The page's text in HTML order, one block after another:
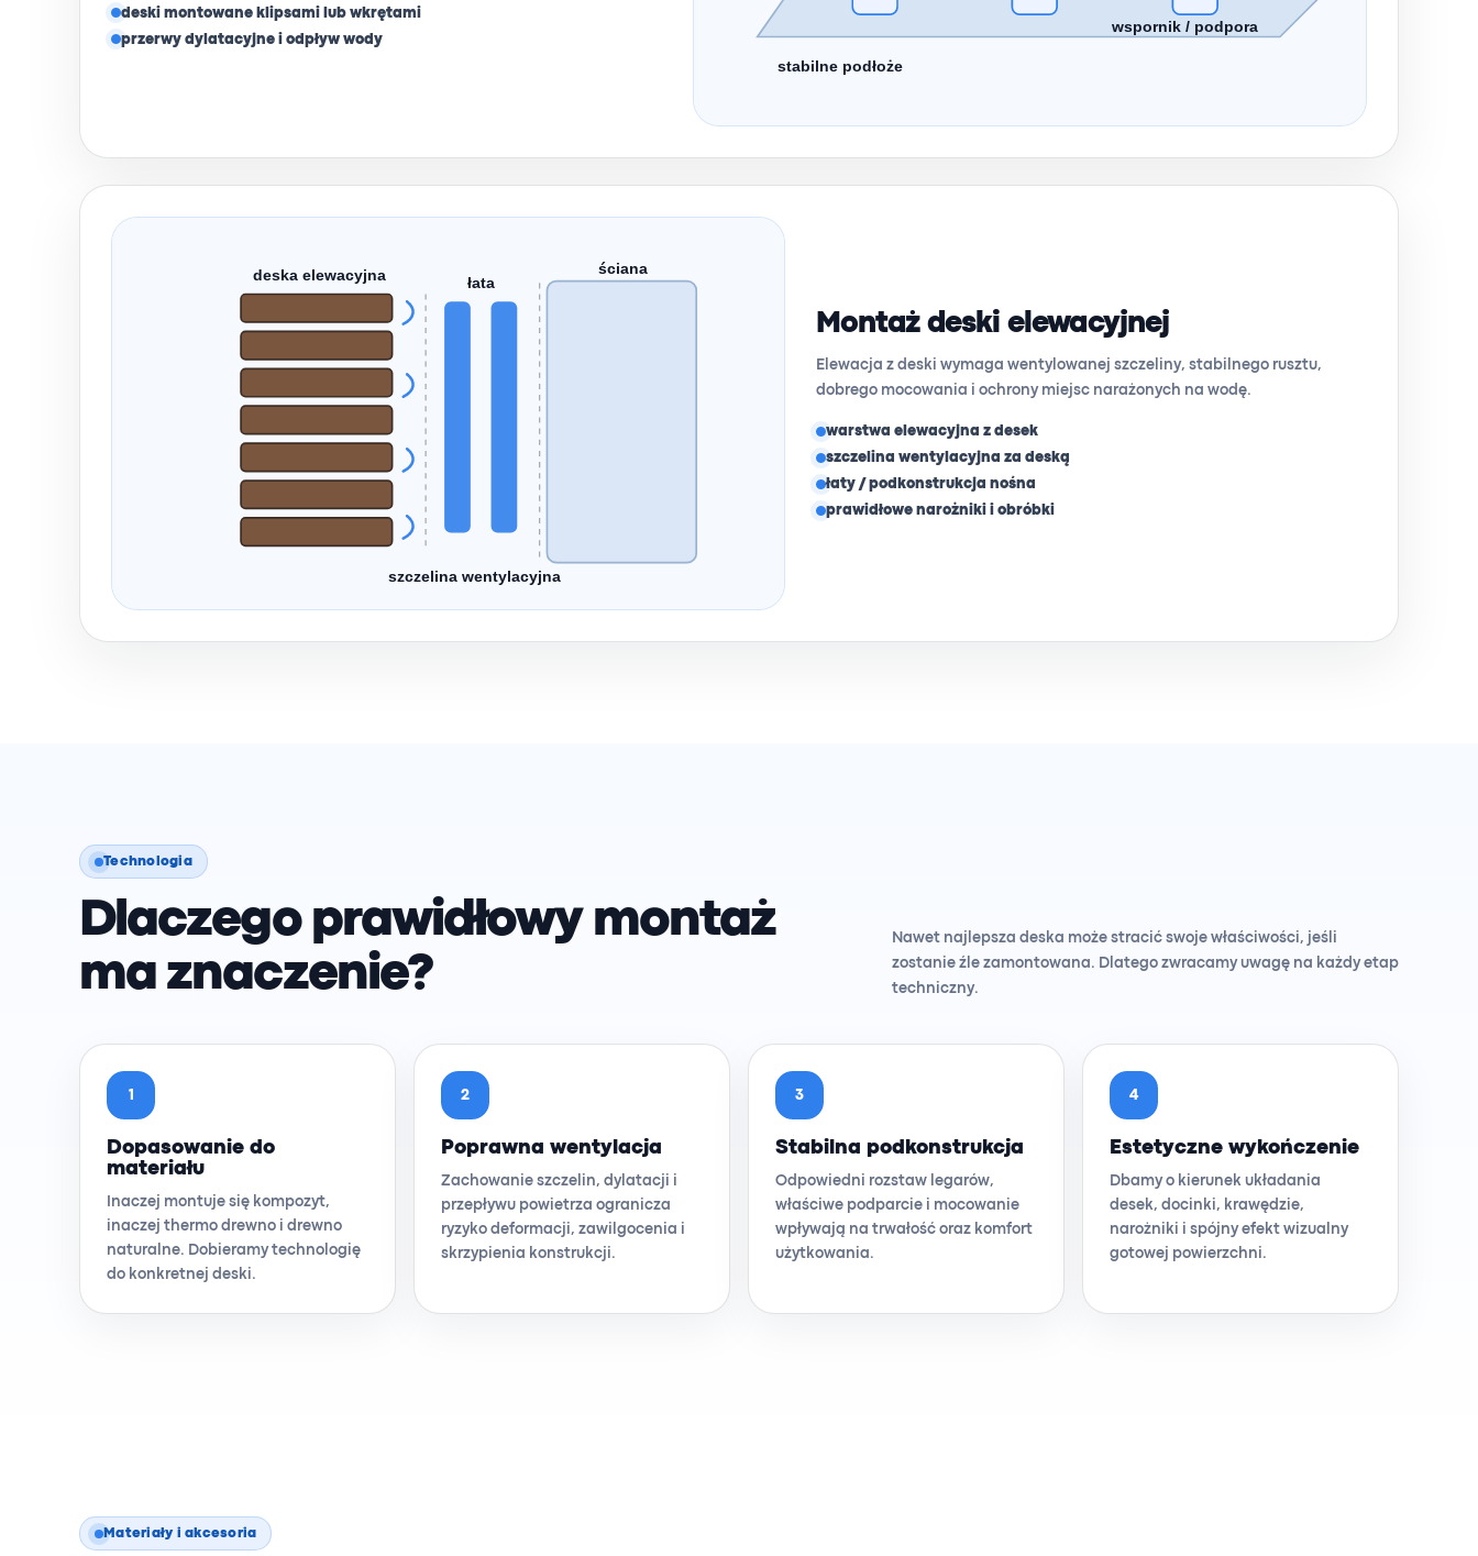
deski montowane klipsami lub wkrętami
przerwy dylatacyjne i odpływ wody
wspornik / podpora
stabilne podłoże
Montaż deski elewacyjnej
Elewacja z deski wymaga wentylowanej szczeliny, stabilnego rusztu,
dobrego mocowania i ochrony miejsc narażonych na wodę.
warstwa elewacyjna z desek
szczelina wentylacyjna za deską
łaty / podkonstrukcja nośna
prawidłowe narożniki i obróbki
deska elewacyjna
szczelina wentylacyjna
łata
ściana
Technologia
Dlaczego prawidłowy montaż
ma znaczenie?
Nawet najlepsza deska może stracić swoje właściwości, jeśli
zostanie źle zamontowana. Dlatego zwracamy uwagę na każdy etap
techniczny.
1
Dopasowanie do
materiału
Inaczej montuje się kompozyt,
inaczej thermo drewno i drewno
naturalne. Dobieramy technologię
do konkretnej deski.
2
Poprawna wentylacja
Zachowanie szczelin, dylatacji i
przepływu powietrza ogranicza
ryzyko deformacji, zawilgocenia i
skrzypienia konstrukcji.
3
Stabilna podkonstrukcja
Odpowiedni rozstaw legarów,
właściwe podparcie i mocowanie
wpływają na trwałość oraz komfort
użytkowania.
4
Estetyczne wykończenie
Dbamy o kierunek układania
desek, docinki, krawędzie,
narożniki i spójny efekt wizualny
gotowej powierzchni.
Materiały i akcesoria